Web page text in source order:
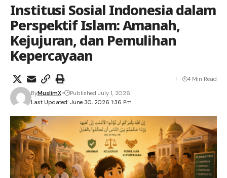
Institusi Sosial Indonesia dalam
Perspektif Islam: Amanah,
Kejujuran, dan Pemulihan
Kepercayaan
Last Updated: June 30, 2026 1:36 Pm
ByMuslimX Published July 1, 2026
4 Min Read